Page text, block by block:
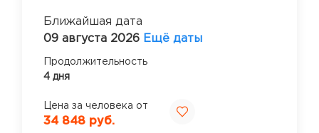
Ближайшая дата
09 августа 2026 Ещё даты
Продолжительность
4 дня
Цена за человека от
34 848 руб.